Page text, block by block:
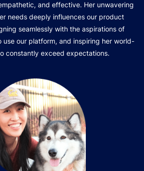
and effective. Her unwavering
needs deeply influences our product
seamlessly with the aspirations of
use our platform, and inspiring her world-
constantly exceed expectations.